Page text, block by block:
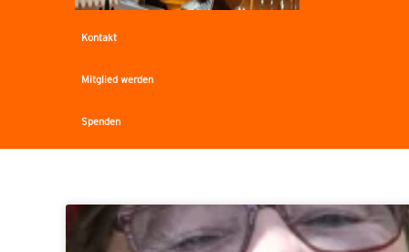
Kontakt
Mitglied werden
Spenden